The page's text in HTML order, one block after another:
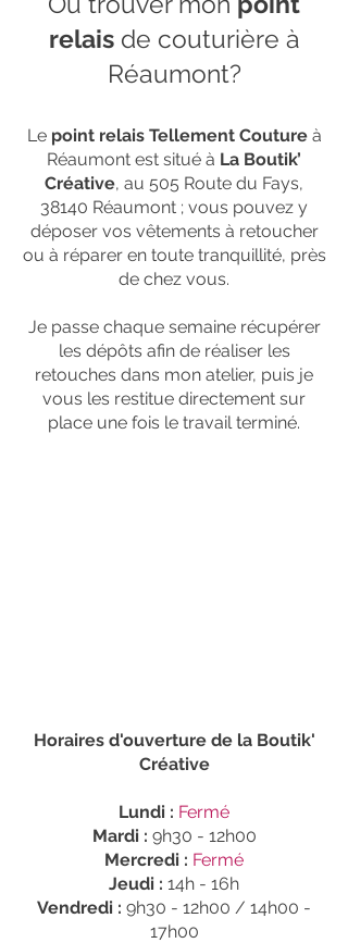
relaisde couturière à
Réaumont?
Le point relais Tellement Coutureà
Réaumont est situé à La Boutik’
Créative, au 505 Route du Fays,
38140 Réaumont ; vous pouvez y
déposer vos vêtements à retoucher
ou à réparer en toute tranquillité, près
de chez vous.
Je passe chaque semaine récupérer
les dépôts afin de réaliser les
retouches dans mon atelier, puis je
vous les restitue directement sur
place une fois le travail terminé.
Horaires d'ouverture de la Boutik'
Créative
Lundi : Fermé
Mardi : 9h30 - 12h00
Mercredi : Fermé
Jeudi : 14h - 16h
Vendredi : 9h30 - 12h00 / 14h00 -
17h00